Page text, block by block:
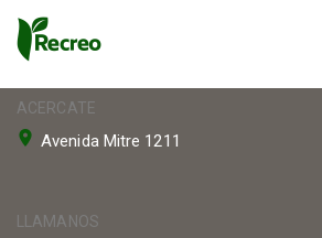
ACERCATE
Avenida Mitre 1211
LLAMANOS